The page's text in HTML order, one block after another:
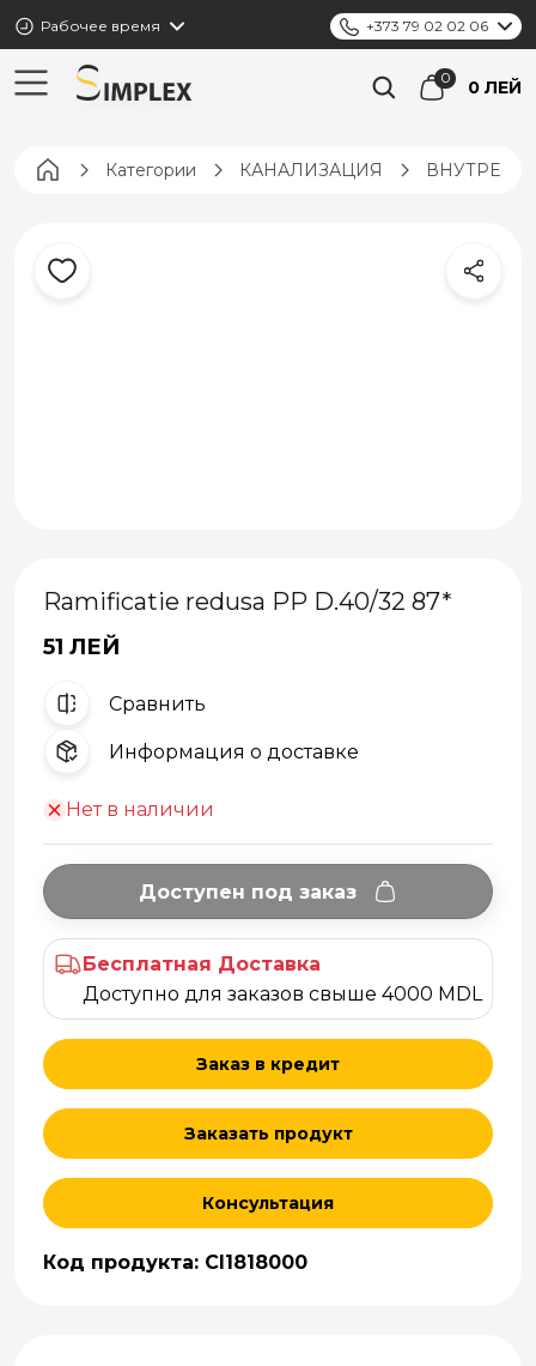
Рабочее время +373 79 02 02 06
0 ЛЕЙ
Pagina principală
Категории КАНАЛИЗАЦИЯ
Ramificatie redusa PP D.40/32 87*
51 ЛЕЙ
Cравнить
Информация о доставке
Нет в наличии
Доступен под заказ
Бесплатная Доставка
Доступно для заказов свыше 4000 MDL
Заказ в кредит
Заказать продукт
Консультация
Код продукта: CI1818000